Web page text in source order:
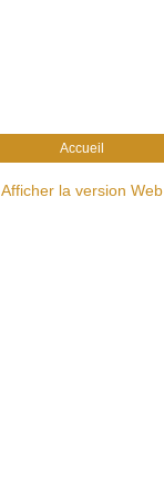
Accueil
Afficher la version Web